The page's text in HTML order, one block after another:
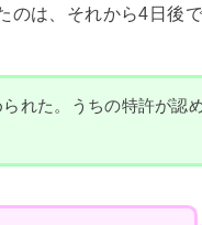
のは、それから4日後で
られた。うちの特許が認